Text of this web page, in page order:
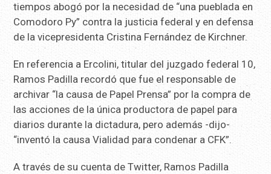
tiempos abogó por la necesidad de “una pueblada en
Comodoro Py” contra la justicia federal y en defensa
de la vicepresidenta Cristina Fernández de Kirchner.
En referencia a Ercolini, titular del juzgado federal 10,
Ramos Padilla recordó que fue el responsable de
archivar “la causa de Papel Prensa” por la compra de
las acciones de la única productora de papel para
diarios durante la dictadura, pero además -dijo-
“inventó la causa Vialidad para condenar a CFK”.
A través de su cuenta de Twitter, Ramos Padilla